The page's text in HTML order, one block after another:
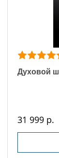
Духовой
31 999 р.